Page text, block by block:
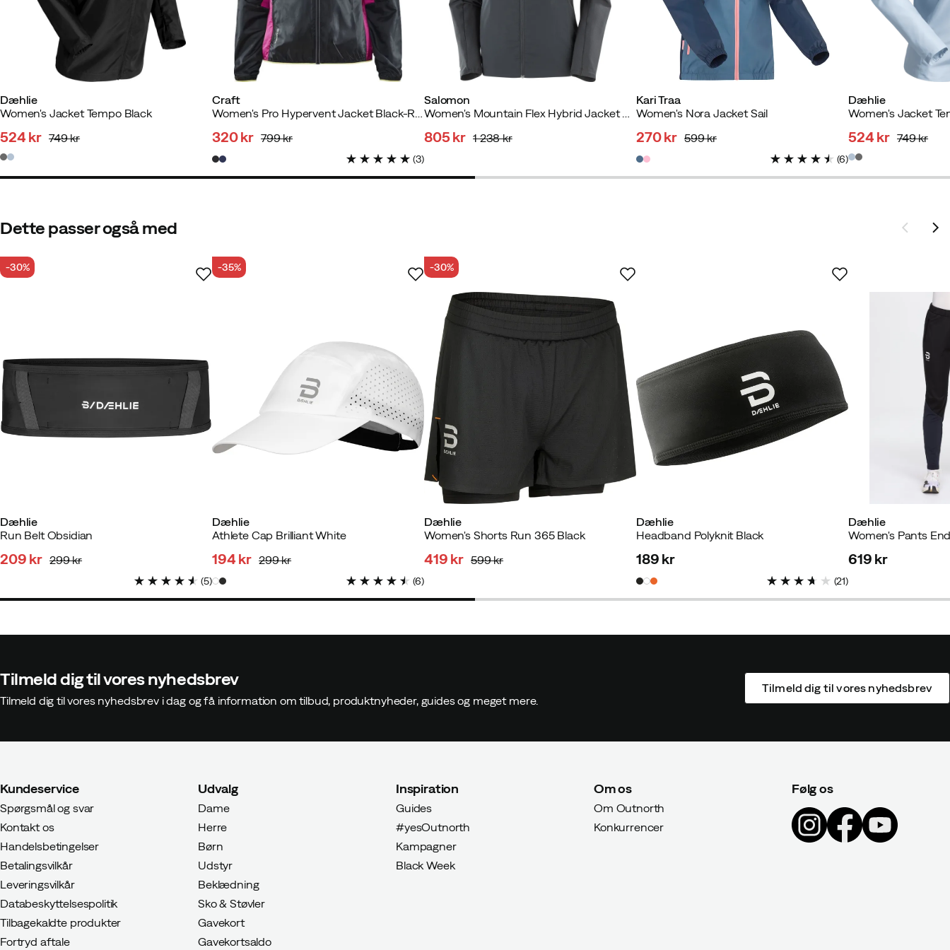
Størrelsesguide
Dæhlie
Women's Jacket Tempo Black
discounted
524 kr
original
749 kr
Craft
Women's Pro Hypervent Jacket Black-Roxo
discounted
price
320 kr
original
price
799 kr
(3)
Salomon
Women's Mountain Flex Hybrid Jacket Deep Black
805 kr 1 238 kr
Kari Traa
Women's Nora Jacket Sail
discounted
price
270 kr
original
price
599 kr
(6)
Dæhlie
Women's Jacket
discounted
524 kr
original
749 kr
Dette passer også med
Dæhlie
Run Belt Obsidian
-30%
209 kr 299 kr
(5)
Dæhlie
Athlete Cap Brilliant White
-35%
discounted
price
194 kr
original
price
299 kr
(6)
Dæhlie
Women's Shorts Run 365 Black
-30%
419 kr 599 kr
Dæhlie
Headband Polyknit Black
price
189 kr
(21)
Dæhlie
Women's Pants
619 kr
Tilmeld dig til vores nyhedsbrev
Tilmeld dig til vores nyhedsbrev i dag og få information om tilbud, produktnyheder, guides og meget mere.
Tilmeld dig til vores nyhedsbrev
Kundeservice
Spørgsmål og svar
Kontakt os
Handelsbetingelser
Betalingsvilkår
Leveringsvilkår
Databeskyttelsespolitik
Tilbagekaldte produkter
Fortryd aftale
Udvalg
Dame
Herre
Børn
Udstyr
Beklædning
Sko & Støvler
Gavekort
Gavekortsaldo
Inspiration
Guides
#yesOutnorth
Kampagner
Black Week
Om os
Om Outnorth
Konkurrencer
Følg os